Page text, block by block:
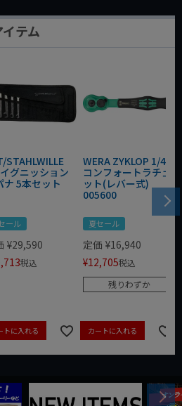
テム
STAHLWILLE
グニッション
ナ 5本セット
ール
¥29,590
税込
トに入れる
WERA ZYKLOP 1/4"
コンフォートラチェ
ット(レバー式)
005600
夏セール
定価 ¥16,940
¥12,705税込
残りわずか
カートに入れる
Next